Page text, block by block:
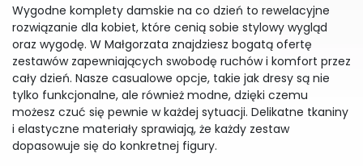
Wygodne komplety damskie na co dzień to rewelacyjne
rozwiązanie dla kobiet, które cenią sobie stylowy wygląd
oraz wygodę. W Małgorzata znajdziesz bogatą ofertę
zestawów zapewniających swobodę ruchów i komfort przez
cały dzień. Nasze casualowe opcje, takie jak dresy są nie
tylko funkcjonalne, ale również modne, dzięki czemu
możesz czuć się pewnie w każdej sytuacji. Delikatne tkaniny
i elastyczne materiały sprawiają, że każdy zestaw
dopasowuje się do konkretnej figury.